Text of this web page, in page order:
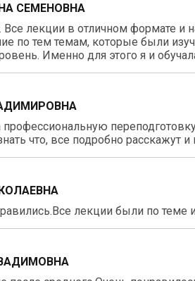
СЕМЕНОВНА
лекции в отличном формате и
по тем темам, которые были
Именно для этого я и
что, все подробно расскажут
лекции были по